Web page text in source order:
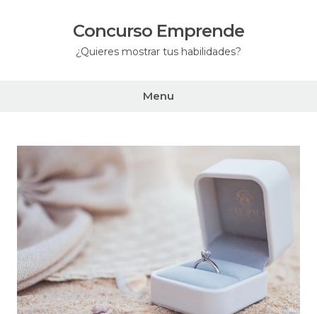
Concurso Emprende
¿Quieres mostrar tus habilidades?
Menu